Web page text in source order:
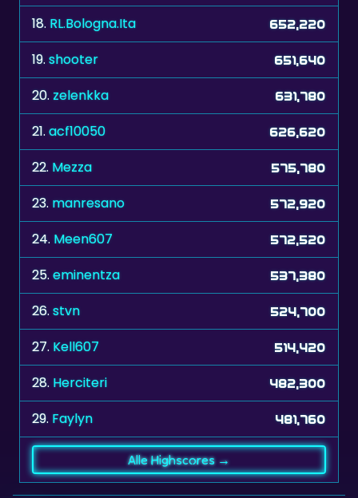
18. RL.Bologna.Ita 652,220
19.shooter 651,640
20.zelenkka 631,780
21.acf10050 626,620
22. Mezza 575,780
23. manresano 572,920
24. Meen607 572,520
25.eminentza 537,380
26.stvn 524,700
27. Kell607 514,420
28. Herciteri 482,300
29. Faylyn 481,760
Alle Highscores →